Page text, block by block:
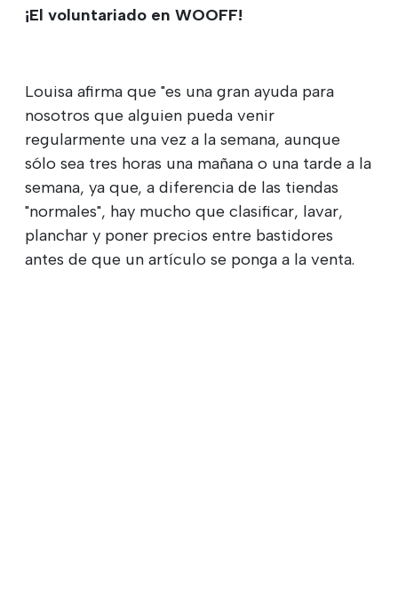
¡El voluntariado en WOOFF!
Louisa afirma que "es una gran ayuda para
nosotros que alguien pueda venir
regularmente una vez a la semana, aunque
sólo sea tres horas una mañana o una tarde a la
semana, ya que, a diferencia de las tiendas
"normales", hay mucho que clasificar, lavar,
planchar y poner precios entre bastidores
antes de que un artículo se ponga a la venta.